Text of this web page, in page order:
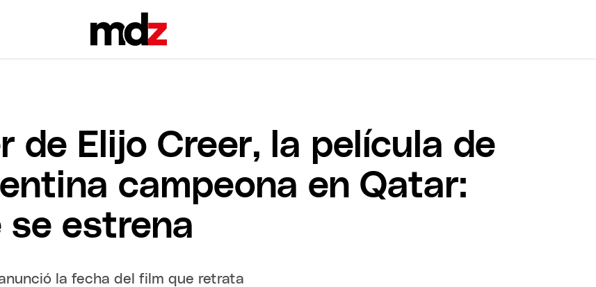
de Elijo Creer, la película de
campeona en Qatar:
se estrena
la fecha del film que retrata